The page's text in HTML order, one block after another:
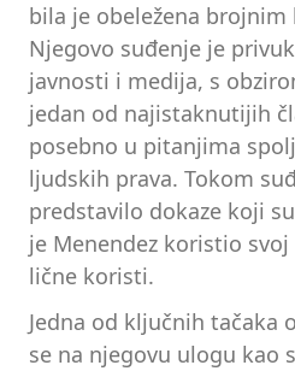
bila je obeležena brojnim
Njegovo suđenje je
javnosti i medija, s
jedan od najistaknutijih
posebno u pitanjima
ljudskih prava. Tokom
predstavilo dokaze koji
je Menendez koristio
lične koristi.
Jedna od ključnih tačaka
se na njegovu ulogu kao